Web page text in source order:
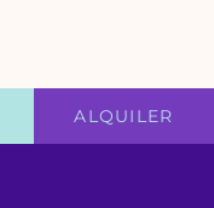
ALQUILER